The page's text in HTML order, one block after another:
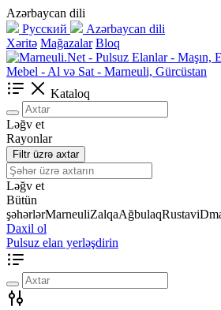
Azərbaycan dili
Русский
Azərbaycan dili
Xəritə Mağazalar Bloq
Kataloq
Ləğv et
Rayonlar
Filtr üzrə axtar
Ləğv et
Bütün
şəhərlərMarneuliZalqaAğbulaqRustavi
Daxil ol
Pulsuz elan yerləşdirin